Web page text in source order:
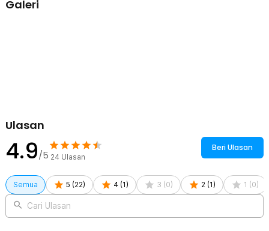
Galeri
Ulasan
4.9/5 24 Ulasan
Beri Ulasan
Semua 5 (22) 4 (1) 3 (0) 2 (1) 1 (0)
Cari Ulasan